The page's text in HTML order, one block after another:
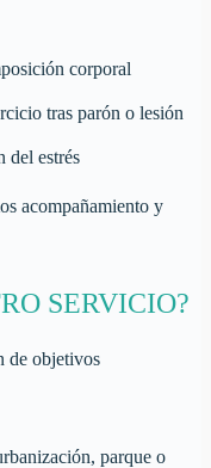
corporal
tras parón o lesión
del estrés
acompañamiento y
SERVICIO?
de objetivos
parque o